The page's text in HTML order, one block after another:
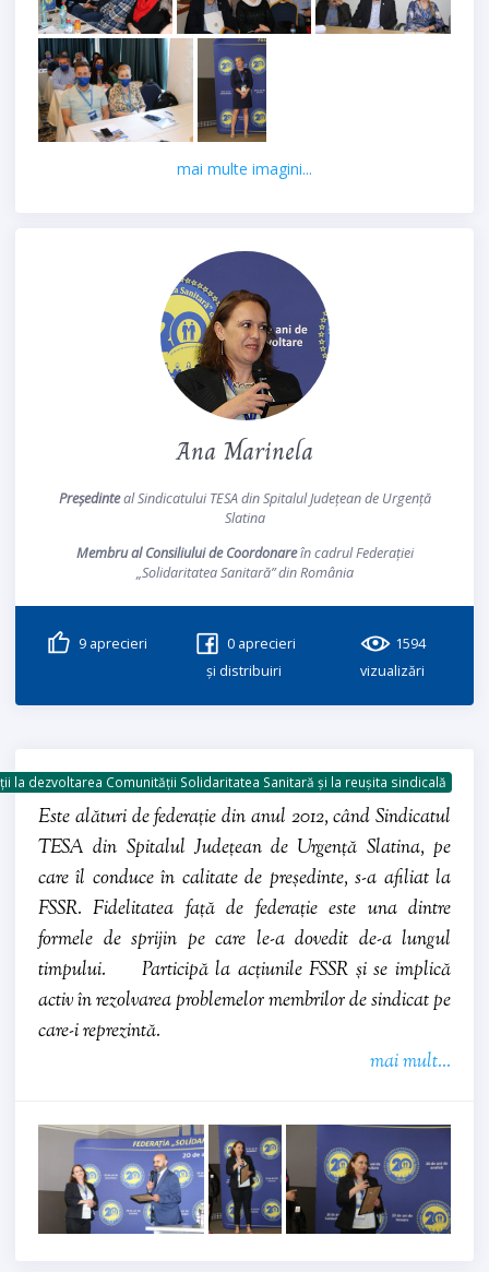
mai multe imagini...
Ana Marinela
Președinteal Sindicatului TESA din Spitalul Județean de Urgență
Slatina
Membru al Consiliului de Coordonareîn cadrul Federației
„Solidaritatea Sanitară” din România
9 aprecieri 0 aprecieri
și distribuiri
1594
vizualizări
la dezvoltarea Comunității Solidaritatea Sanitară și la reușita sindicală
Este alături de federație din anul 2012, când Sindicatul
TESA din Spitalul Județean de Urgență Slatina, pe
care îl conduce în calitate de președinte, s-a afiliat la
FSSR. Fidelitatea față de federație este una dintre
formele de sprijin pe care le-a dovedit de-a lungul
timpului. Participă la acțiunile FSSR și se implică
activ în rezolvarea problemelor membrilor de sindicat pe
care-i reprezintă.
mai mult...